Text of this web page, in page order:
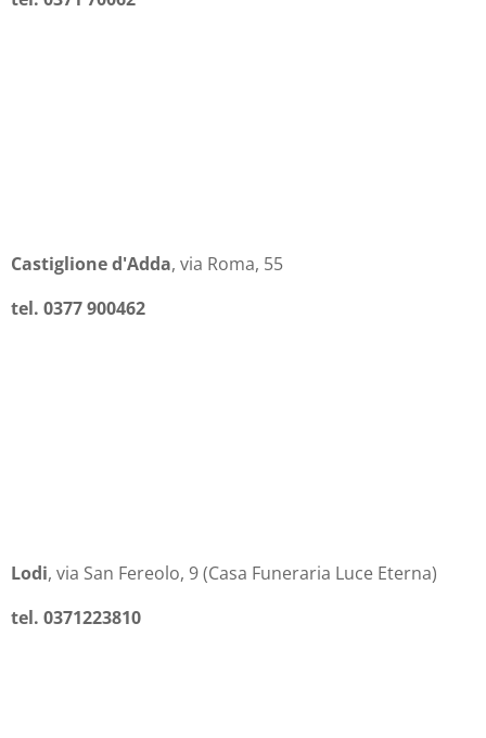
Castiglione d'Adda, via Roma, 55
tel. 0377 900462
Lodi, via San Fereolo, 9 (Casa Funeraria Luce Eterna)
tel. 0371223810